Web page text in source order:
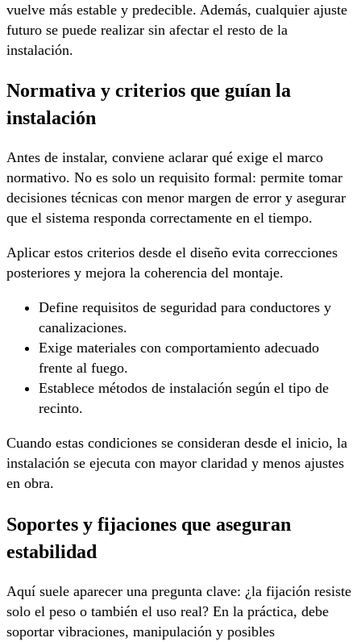
vuelve más estable y predecible. Además, cualquier ajuste
futuro se puede realizar sin afectar el resto de la
instalación.
Normativa y criterios que guían la
instalación
Antes de instalar, conviene aclarar qué exige el marco
normativo. No es solo un requisito formal: permite tomar
decisiones técnicas con menor margen de error y asegurar
que el sistema responda correctamente en el tiempo.
Aplicar estos criterios desde el diseño evita correcciones
posteriores y mejora la coherencia del montaje.
Define requisitos de seguridad para conductores y
canalizaciones.
Exige materiales con comportamiento adecuado
frente al fuego.
Establece métodos de instalación según el tipo de
recinto.
Cuando estas condiciones se consideran desde el inicio, la
instalación se ejecuta con mayor claridad y menos ajustes
en obra.
Soportes y fijaciones que aseguran
estabilidad
Aquí suele aparecer una pregunta clave: ¿la fijación resiste
solo el peso o también el uso real? En la práctica, debe
soportar vibraciones, manipulación y posibles